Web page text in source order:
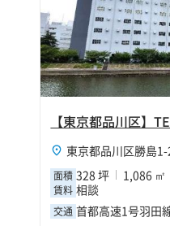
東京都品川区勝島1-
面積 328 坪 1,086 ㎡
賃料 相談
交通 首都高速1号羽